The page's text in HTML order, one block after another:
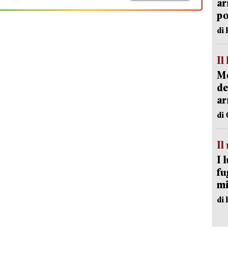
di
Il
di
Il
I
di